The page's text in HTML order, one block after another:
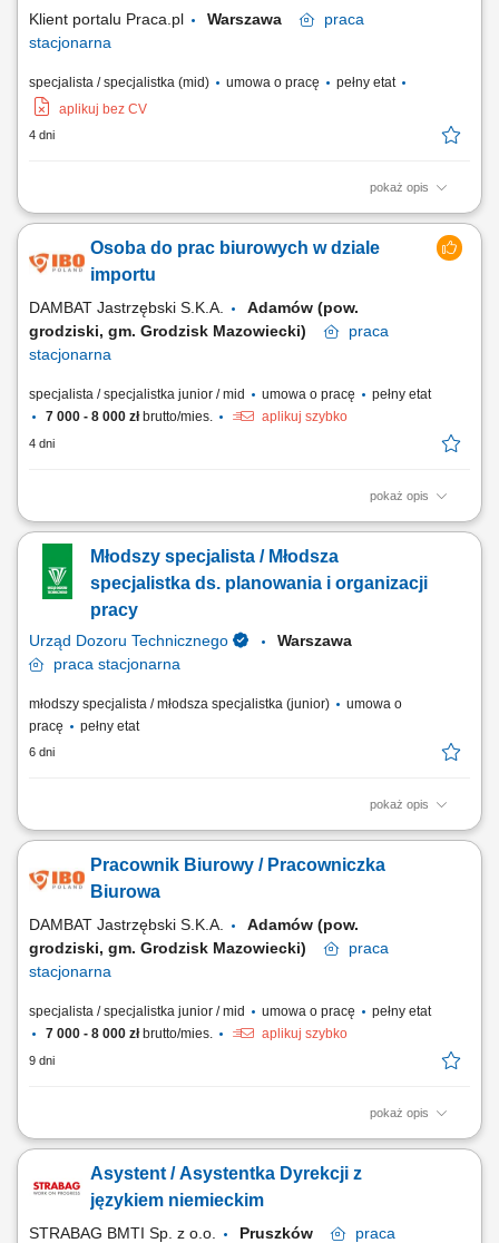
Klient portalu Praca.pl Warszawa
praca
stacjonarna
specjalista / specjalistka (mid) umowa o pracę
pełny etat
aplikuj bez CV
4 dni
pokaż opis
Koordynowanie i rozliczanie umów na świadczenia opieki zdrowotnej, a
prawidłowości danych wprowadzanych do wewnętrznych systemów
informatycznych pod kątem ich zgodności z wymaganiami płatników.
Osoba do prac biurowych w dziale
importu
DAMBAT Jastrzębski S.K.A.
Adamów (pow.
grodziski, gm. Grodzisk Mazowiecki)
praca
stacjonarna
specjalista / specjalistka junior / mid umowa o pracę
pełny etat
7 000 - 8 000 złbrutto/mies. aplikuj szybko
4 dni
pokaż opis
Na czym polega praca? wprowadzanie danych do systemu, weryfikacja
dokumentów w systemie, współpraca z kontrahentami zagranicznymi,
kompletacja dokumentacji, sprawdzanie poprawności danych i
zamówień, trzymanie terminowości dokumentacji firmowej,
sporządzanie niezbędnej dokumentacji.
Młodszy specjalista / Młodsza
specjalistka ds. planowania i organizacji
pracy
Urząd Dozoru Technicznego
Warszawa
praca stacjonarna
młodszy specjalista / młodsza specjalistka (junior)
umowa o
pracę
pełny etat
6 dni
pokaż opis
Opis stanowiska Koordynowanie bieżących spraw administracyjnych
Organizowanie kalendarza spotkań oraz wsparcie kadry zarządzającej
w codziennej pracy. Planowanie i rozliczanie podróży służbowych, w
Pracownik Biurowy / Pracowniczka
Biurowa
DAMBAT Jastrzębski S.K.A.
Adamów (pow.
grodziski, gm. Grodzisk Mazowiecki)
praca
stacjonarna
specjalista / specjalistka junior / mid umowa o pracę
pełny etat
7 000 - 8 000 złbrutto/mies. aplikuj szybko
9 dni
pokaż opis
Obowiązki: Wprowadzanie, weryfikacja i sprawdzanie poprawności
dokumentacji firmowej i zamówień; Kontakt i współpraca z
kontrahentami zagranicznymi; Sporządzanie niezbędnych pism,
Asystent / Asystentka Dyrekcji z
językiem niemieckim
STRABAG BMTI Sp. z o.o. Pruszków
praca